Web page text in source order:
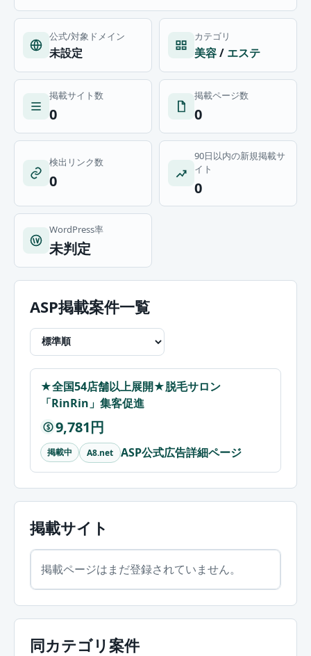
公式/対象ドメイン
未設定
カテゴリ
美容/ エステ
掲載サイト数
0
掲載ページ数
0
検出リンク数
0
90日以内の新規掲載サ
イト
0
WordPress率
未判定
ASP掲載案件一覧
★全国54店舗以上展開★脱毛サロン
「RinRin」集客促進
$ 9,781円
掲載中 A8.net ASP公式広告詳細ページ
掲載サイト
掲載ページはまだ登録されていません。
同カテゴリ案件